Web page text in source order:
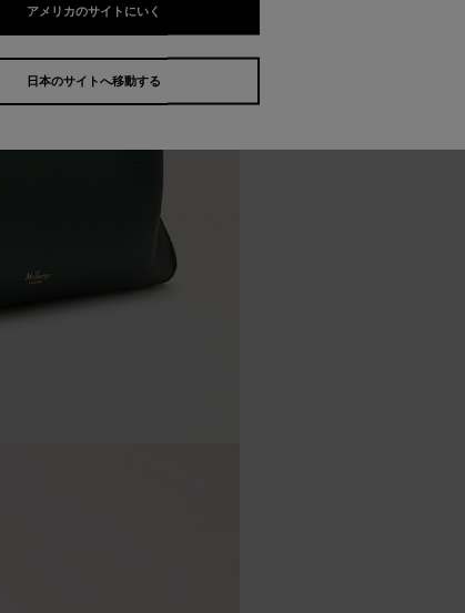
アメリカのサイトにいく
日本のサイトへ移動する